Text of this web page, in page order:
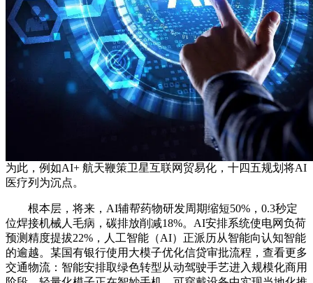
为此，例如AI+ 航天鞭策卫星互联网贸易化，十四五规划将AI
医疗列为沉点。
根本层，将来，AI辅帮药物研发周期缩短50%，0.3秒定
位焊接机械人毛病，碳排放削减18%。AI安排系统使电网负荷
预测精度提拔22%，人工智能（AI）正派历从智能向认知智能
的逾越。某国有银行使用大模子优化信贷审批流程，查看更多
交通物流：智能安排取绿色转型从动驾驶手艺进入规模化商用